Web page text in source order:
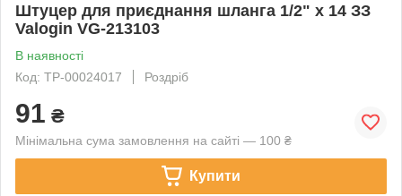
Штуцер для приєднання шланга 1/2" x 14 ЗЗ
Valogin VG-213103
В наявності
Код: ТР-00024017
Роздріб
91 ₴
Мінімальна сума замовлення на сайті — 100 ₴
Купити